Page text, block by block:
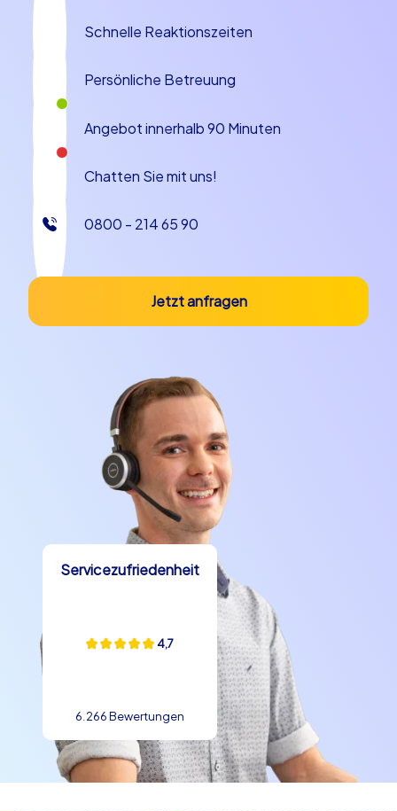
einen unvergesslichen Tag, sondern auch für langfristig
positive Effekte im Unternehmen. Schaffen Sie
Erlebnisse, die motivieren – und lassen Sie Ihr nächstes
Incentive Event zu einem vollen Erfolg werden.
Servicezufriedenheit
4,7
6.266 Bewertungen
Schnelle Reaktionszeiten
Persönliche Betreuung
Angebot innerhalb 90 Minuten
Chatten Sie mit uns!
0800 - 214 65 90
Jetzt anfragen